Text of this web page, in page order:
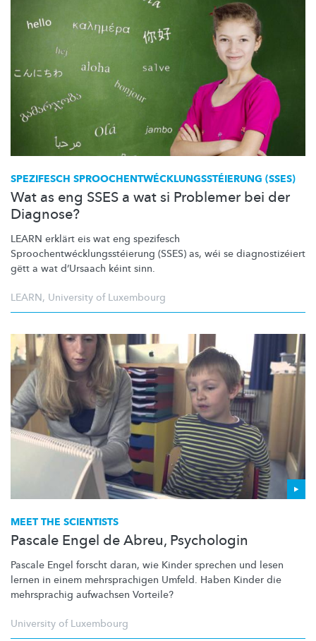
SPEZIFESCH SPROOCHENTWÉCKLUNGSSTÉIERUNG (SSES)
Wat as eng SSES a wat si Problemer bei der
Diagnose?
LEARN erklärt eis wat eng spezifesch
Sproochentwécklungsstéierung (SSES) as, wéi se diagnostizéiert
gëtt a wat d’Ursaach kéint sinn.
LEARN, University of Luxembourg
MEET THE SCIENTISTS
Pascale Engel de Abreu, Psychologin
Pascale Engel forscht daran, wie Kinder sprechen und lesen
lernen in einem mehrsprachigen Umfeld. Haben Kinder die
mehrsprachig aufwachsen Vorteile?
University of Luxembourg